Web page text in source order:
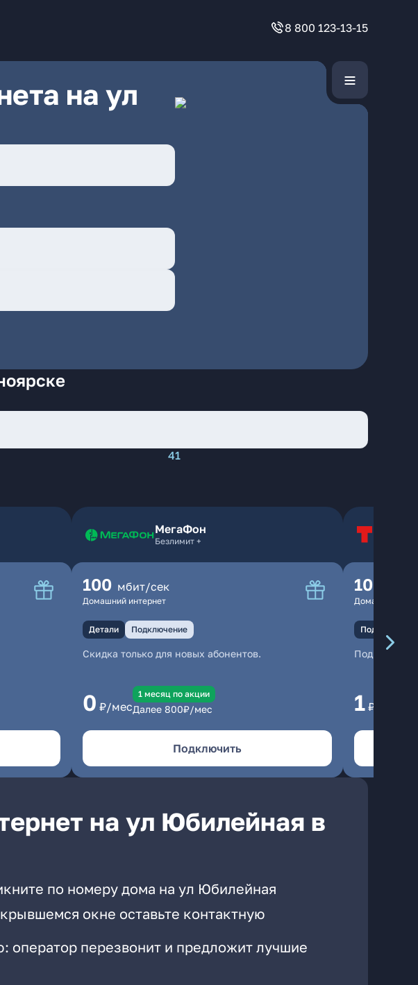
8 800 123-13-15
на ул
41
МегаФон
Безлимит +
100 мбит/сек
Домашний интернет
Детали Подключение
Скидка только для новых абонентов.
0 ₽/мес
1 месяц по акции
Далее 800₽/мес
Подключить
100
Домашний
Подключение
1 ₽/мес
на ул Юбилейная в
по номеру дома на ул Юбилейная
окне оставьте контактную
оператор перезвонит и предложит лучшие